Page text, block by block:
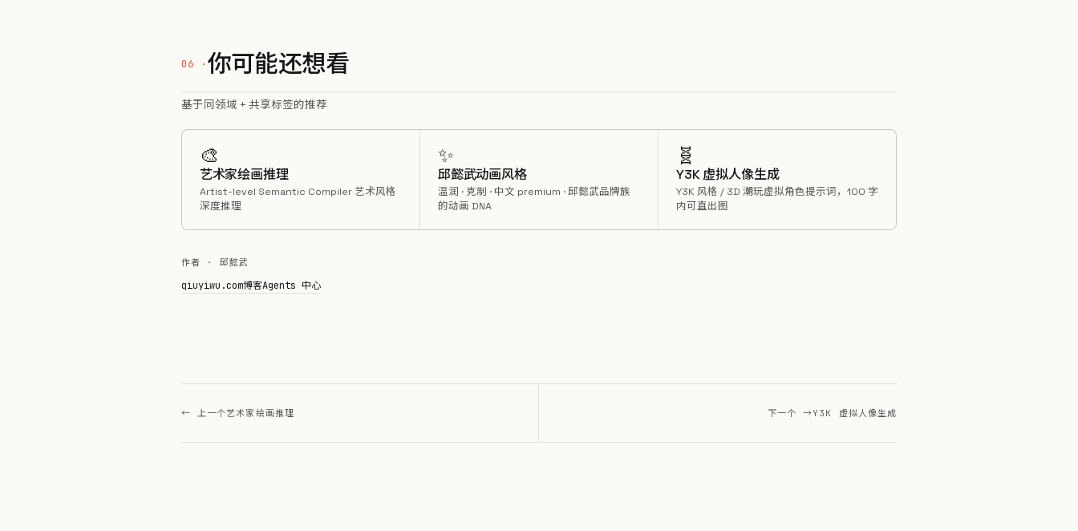
你可能还想看
基于同领域 + 共享标签的推荐
🎨
艺术家绘画推理
Artist-level Semantic Compiler 艺术风格
深度推理
✨
邱懿武动画风格
温润 · 克制 · 中文 premium · 邱懿武品牌族
的动画 DNA
🧬
Y3K 虚拟人像生成
Y3K 风格 / 3D 潮玩虚拟角色提示词，100 字
内可直出图
作者 · 邱懿武
qiuyiwu.com博客Agents 中心
← 上一个艺术家绘画推理 下一个 →Y3K 虚拟人像生成